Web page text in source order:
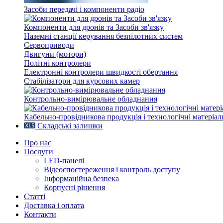
Засоби передачі і компоненти радіо
Компоненти для дронів та Засоби зв'язку
Наземні станції керування безпілотних систем
Сервоприводи
Двигуни (мотори)
Політні контролери
Електронні контролери швидкості обертання
Стабілізатори для курсових камер
Контрольно-вимірювальне обладнання
Кабельно-провідникова продукція і технологічні
Складські залишки
Про нас
Послуги
LED-панелі
Відеоспостереження і контроль доступу
Інформаційна безпека
Корпусні рішення
Статті
Доставка і оплата
Контакти